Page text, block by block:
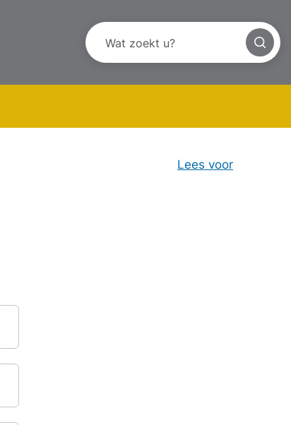
Lees voor